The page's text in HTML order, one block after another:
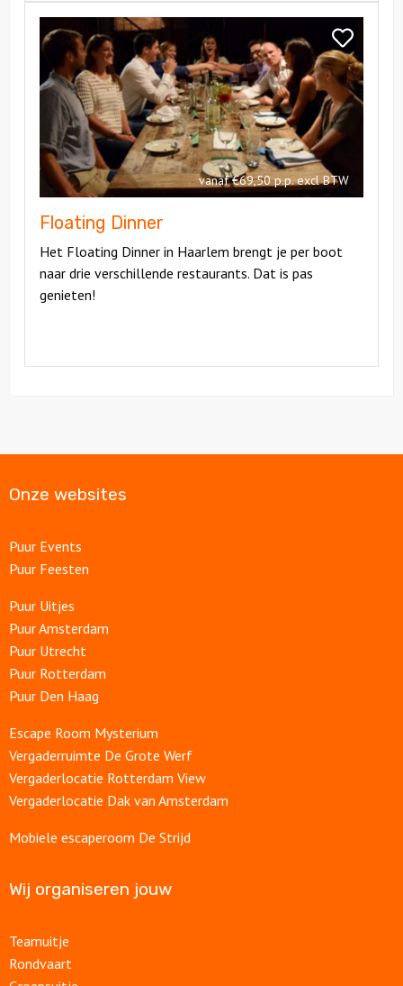
Bekijk
Floating
Dinner
vanaf €69,50 p.p. excl BTW
Floating Dinner
Het Floating Dinner in Haarlem brengt je per boot
naar drie verschillende restaurants. Dat is pas
genieten!
Bekijk
Floating
Dinner
Onze websites
Puur Events
Puur Feesten
Puur Uitjes
Puur Amsterdam
Puur Utrecht
Puur Rotterdam
Puur Den Haag
Escape Room Mysterium
Vergaderruimte De Grote Werf
Vergaderlocatie Rotterdam View
Vergaderlocatie Dak van Amsterdam
Mobiele escaperoom De Strijd
Wij organiseren jouw
Teamuitje
Rondvaart